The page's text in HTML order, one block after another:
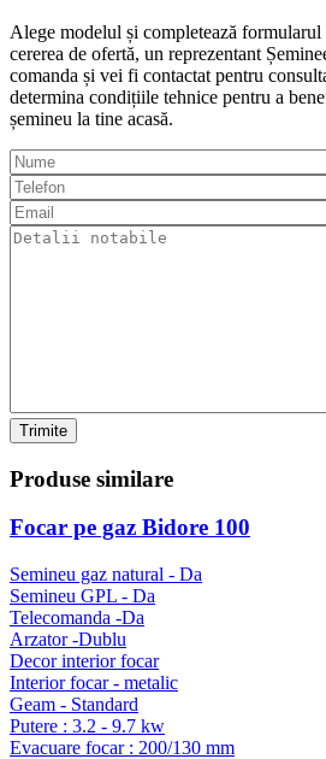
Alege modelul și completează formularul
cererea de ofertă, un reprezentant
comanda și vei fi contactat pentru
determina condițiile tehnice pentru a
șemineu la tine acasă.
Trimite
Produse similare
Focar pe gaz Bidore 100
Semineu gaz natural - Da
Semineu GPL - Da
Telecomanda -Da
Arzator -Dublu
Decor interior focar
Interior focar - metalic
Geam - Standard
Putere : 3.2 - 9.7 kw
Evacuare focar : 200/130 mm